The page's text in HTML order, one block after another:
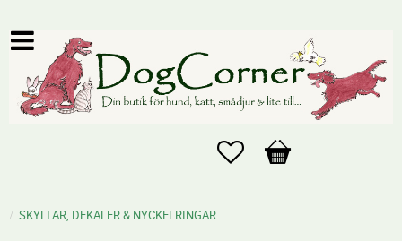
Favoriter
Kundvagn
SKYLTAR, DEKALER & NYCKELRINGAR